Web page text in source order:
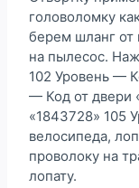
головоломку
берем шланг от
на пылесос.
102 Уровень —
— Код от двери
«1843728» 105
велосипеда,
проволоку на
лопату.